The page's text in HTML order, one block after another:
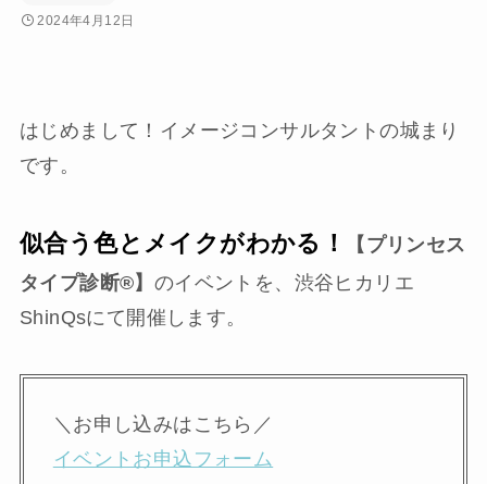
2024年4月12日
はじめまして！イメージコンサルタントの城まり
です。
似合う色とメイクがわかる！
【プリンセス
タイプ診断®︎】 のイベントを、渋谷ヒカリエ
ShinQsにて開催します。
＼お申し込みはこちら／
イベントお申込フォーム